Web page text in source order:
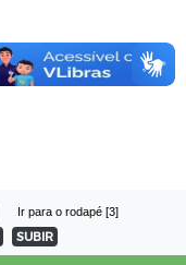
Ir para o rodapé [3]
SUBIR